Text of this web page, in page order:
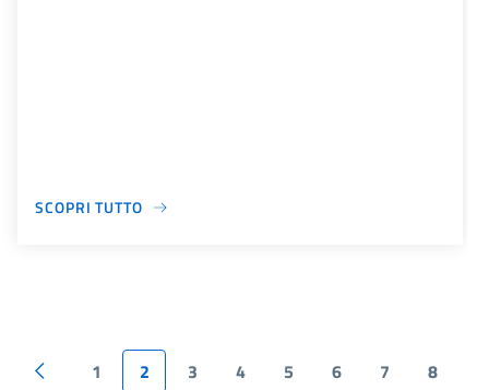
SCOPRI TUTTO
1 2 3 4 5 6 7
8